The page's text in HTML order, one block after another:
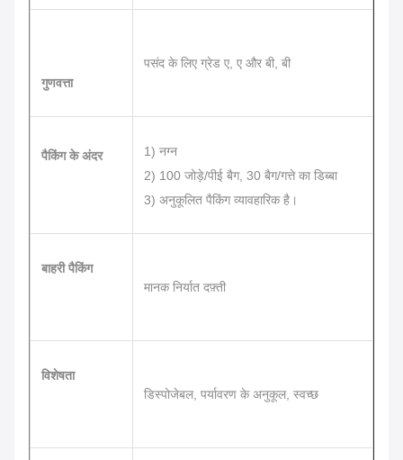
गुणवत्ता
पसंद के लिए ग्रेड ए, ए और बी, बी
पैकिंग के अंदर
1) नग्न
2) 100 जोड़े/पीई बैग, 30 बैग/गत्ते का डिब्बा
3) अनुकूलित पैकिंग व्यावहारिक है।
बाहरी पैकिंग
मानक निर्यात दफ़्ती
विशेषता
डिस्पोजेबल, पर्यावरण के अनुकूल, स्वच्छ